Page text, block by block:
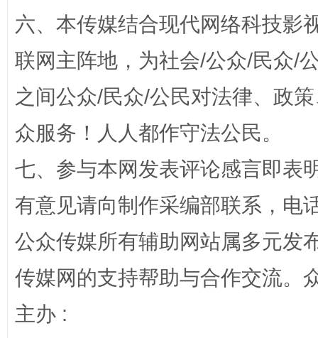
“蜀中异人”王建安的艺术幻境
完善运行机制助力责任有效落实
六、本传媒结合现代网络科技影
联网主阵地，为社会/公众/民众/
之间公众/民众/公民对法律、政
众服务！人人都作守法公民。
七、参与本网发表评论感言即表
有意见请向制作采编部联系，电
公众传媒所有辅助网站属多元发
传媒网的支持帮助与合作交流。
主办 :